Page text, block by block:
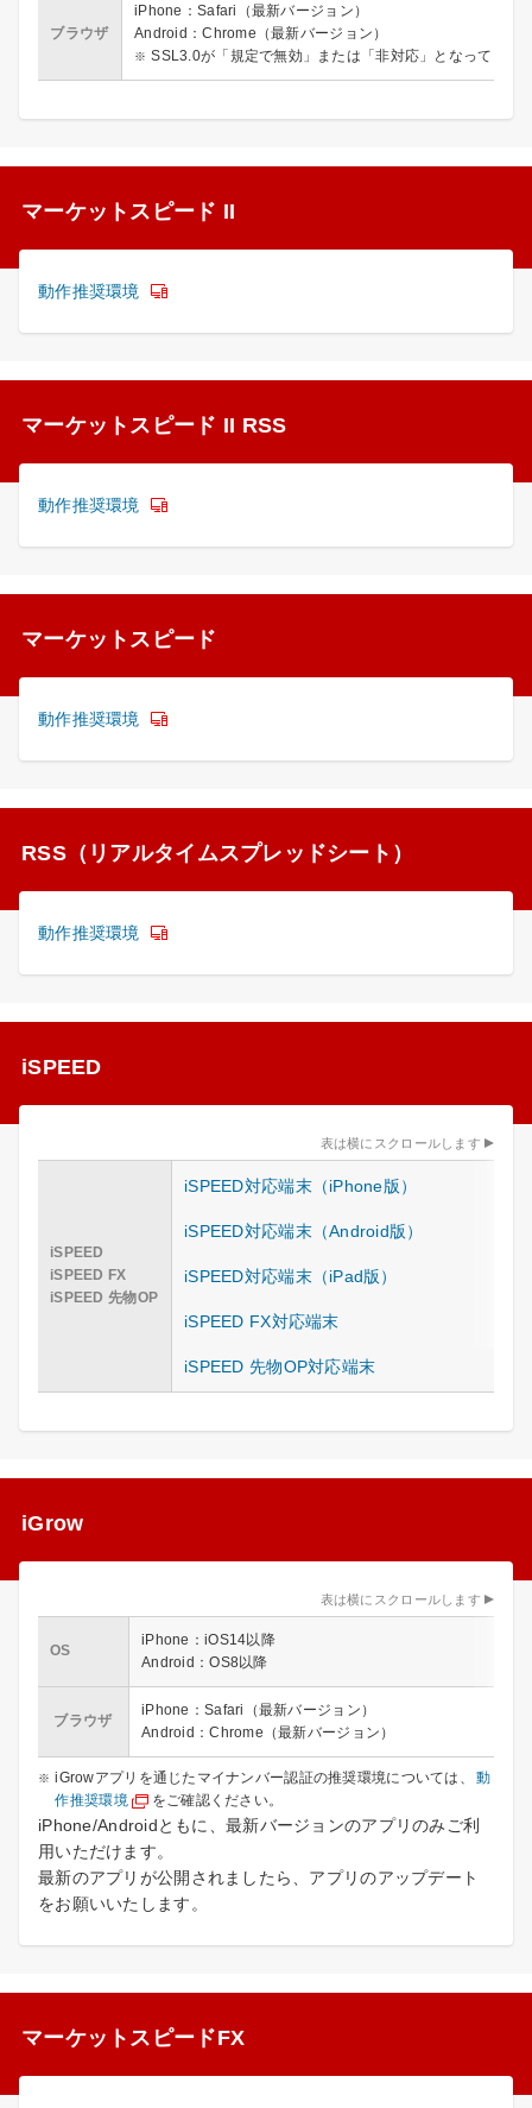
ブラウザ
iPhone：Safari（最新バージョン）
Android：Chrome（最新バージョン）
SSL3.0が「規定で無効」または「非対応」となっている
マーケットスピード II
動作推奨環境
マーケットスピード II RSS
動作推奨環境
マーケットスピード
動作推奨環境
RSS（リアルタイムスプレッドシート）
動作推奨環境
iSPEED
表は横にスクロールします
iSPEED
iSPEED FX
iSPEED 先物OP
iSPEED対応端末（iPhone版）
iSPEED対応端末（Android版）
iSPEED対応端末（iPad版）
iSPEED FX対応端末
iSPEED 先物OP対応端末
iGrow
表は横にスクロールします
OS
iPhone：iOS14以降
Android：OS8以降
ブラウザ
iPhone：Safari（最新バージョン）
Android：Chrome（最新バージョン）
iGrowアプリを通じたマイナンバー認証の推奨環境については、
動
作推奨環境
をご確認ください。
iPhone/Androidともに、最新バージョンのアプリのみご利
用いただけます。
最新のアプリが公開されましたら、アプリのアップデート
をお願いいたします。
マーケットスピードFX